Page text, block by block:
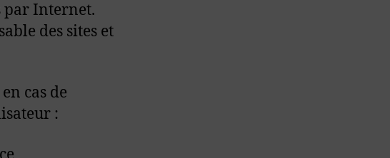
par Internet.
des sites et
cas de
: